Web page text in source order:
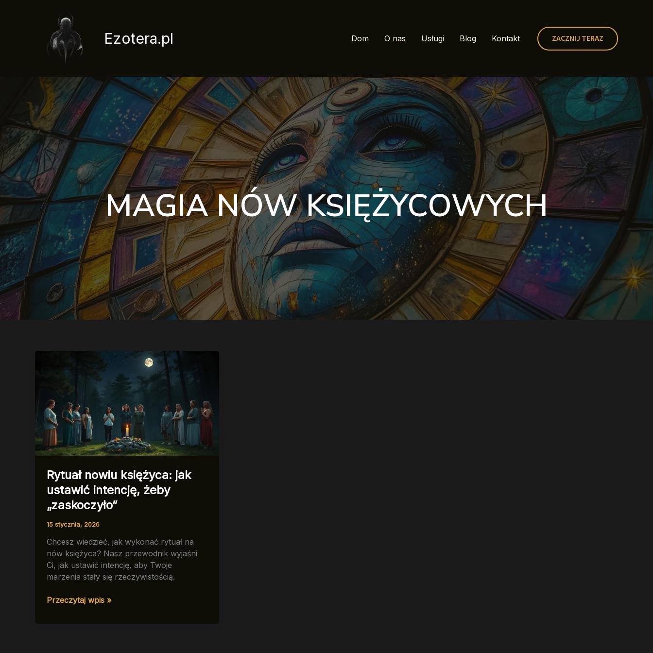
Ezotera.pl Dom O nas Usługi Blog Kontakt ZACZNIJ TERAZ
MAGIA NÓW KSIĘŻYCOWYCH
Rytuał nowiu księżyca: jak
ustawić intencję, żeby
„zaskoczyło”
15 stycznia, 2026
Chcesz wiedzieć, jak wykonać rytuał na
nów księżyca? Nasz przewodnik wyjaśni
Ci, jak ustawić intencję, aby Twoje
marzenia stały się rzeczywistością.
Rytuał
Przeczytaj wpis »